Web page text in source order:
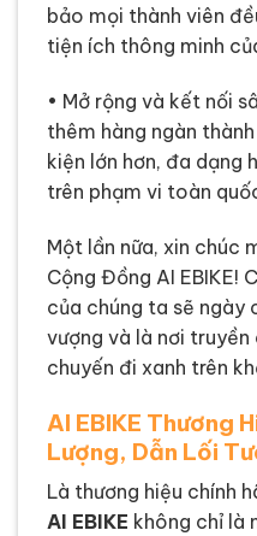
bảo mọi thành viên
tiện ích thông minh
• Mở rộng và kết nối
thêm hàng ngàn
kiện lớn hơn, đa dạng
trên phạm vi toàn
Một lần nữa, xin chúc
Cộng Đồng AI EBIKE!
của chúng ta sẽ ngày
vượng và là nơi
chuyến đi xanh trên
AI EBIKE Thương
Lượng, Dẫn Lối
Là thương hiệu chính
AI EBIKE không chỉ là